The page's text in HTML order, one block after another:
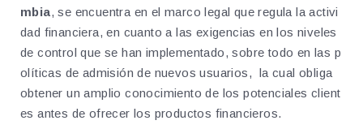
mbia, se encuentra en el marco legal que regula la activi
dad financiera, en cuanto a las exigencias en los niveles
de control que se han implementado, sobre todo en las p
olíticas de admisión de nuevos usuarios, la cual obliga
obtener un amplio conocimiento de los potenciales client
es antes de ofrecer los productos financieros.